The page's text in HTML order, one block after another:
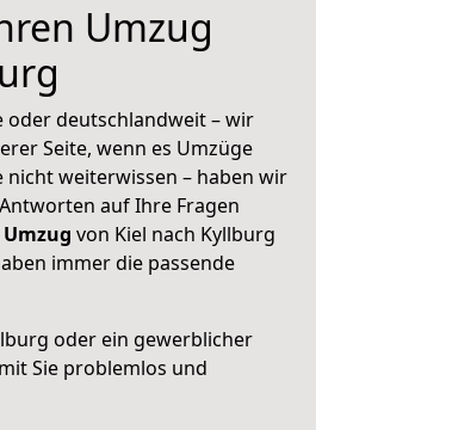
Umzug
oder deutschlandweit – wir
Seite, wenn es Umzüge
nicht weiterwissen – haben wir
auf Ihre Fragen
von Kiel nach Kyllburg
immer die passende
oder ein gewerblicher
Sie problemlos und